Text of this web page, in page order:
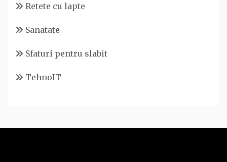
Retete cu lapte
Sanatate
Sfaturi pentru slabit
TehnoIT